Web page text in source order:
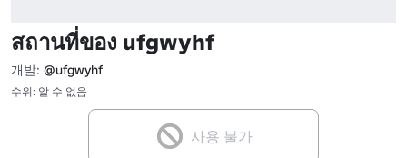
สถานที่ของ ufgwyhf
개발: @ufgwyhf
수위: 알 수 없음
사용 불가